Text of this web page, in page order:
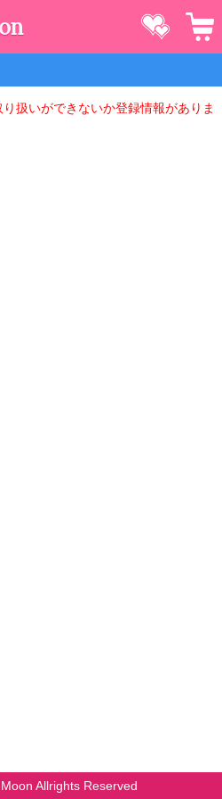
お気に
扱いができないか登録情報がありま
Allrights Reserved